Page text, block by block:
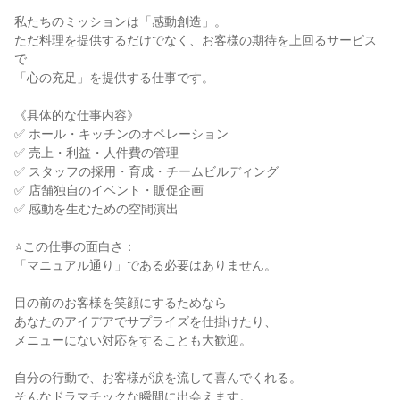
私たちのミッションは「感動創造」。
ただ料理を提供するだけでなく、お客様の期待を上回るサービス
で
「心の充足」を提供する仕事です。
《具体的な仕事内容》
✅ ホール・キッチンのオペレーション
✅ 売上・利益・人件費の管理
✅ スタッフの採用・育成・チームビルディング
✅ 店舗独自のイベント・販促企画
✅ 感動を生むための空間演出
⭐この仕事の面白さ：
「マニュアル通り」である必要はありません。
目の前のお客様を笑顔にするためなら
あなたのアイデアでサプライズを仕掛けたり、
メニューにない対応をすることも大歓迎。
自分の行動で、お客様が涙を流して喜んでくれる。
そんなドラマチックな瞬間に出会えます。